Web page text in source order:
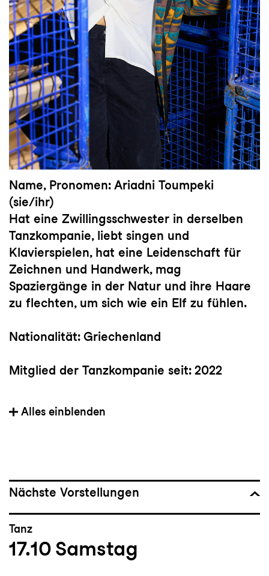
Name, Pronomen: Ariadni Toumpeki
(sie/ihr)
Hat eine Zwillingsschwester in derselben
Tanzkompanie, liebt singen und
Klavierspielen, hat eine Leidenschaft für
Zeichnen und Handwerk, mag
Spaziergänge in der Natur und ihre Haare
zu flechten, um sich wie ein Elf zu fühlen.
Nationalität: Griechenland
Mitglied der Tanzkompanie seit: 2022
Vorherige(s) Engagement(s):
freischaffende Tänzerin in Prag (2021-2022)
Nicosia, Dor Mamalia
Bedeutsame Choreografien: Grande Finale
von Hofesh Shechter, Ostrov von Jana
Burkiewistzova, Rosas danst Rosas von
Alles einblenden
Nächste Vorstellungen
Tanz
17.10 Samstag